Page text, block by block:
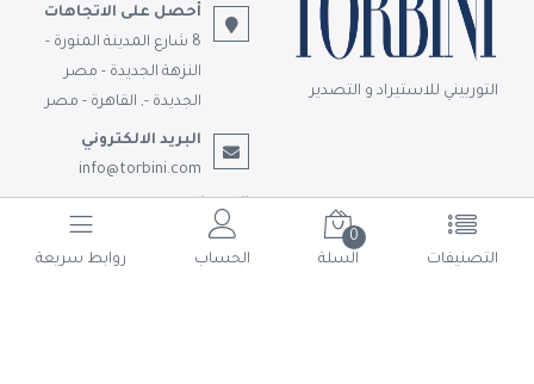
التصنيفات
0
السلة
الحساب روابط سريعة
التوربيني للاستيراد و التصدير
أحصل على الاتجاهات
8 شارع المدينة المنورة -
النزهة الجديدة - مصر
الجديدة -, القاهرة - مصر
البريد الالكتروني
info@torbini.com
تابعونا